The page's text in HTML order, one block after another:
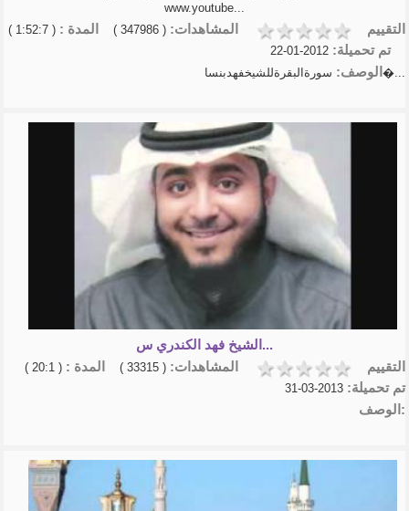
www.youtube...
التقييم المشاهدات: ( 347986 ) المدة : ( 1:52:7 )
تم تحميلة: 2012-01-22
الوصف: سورةالبقرةللشيخفهدبنسا�...
الشيخ فهد الكندري س...
التقييم
المشاهدات: ( 33315 ) المدة : ( 20:1 )
تم تحميلة: 2013-03-31
الوصف: